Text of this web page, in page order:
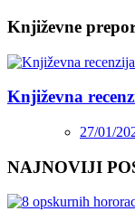
Književne
Književna
27/01/
NAJNOVIJI